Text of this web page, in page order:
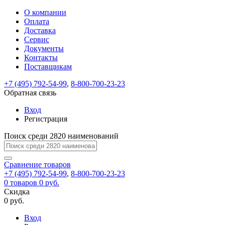
ВходРегистрация
Только
test@example.com
отправлена
по
ней
для
регистрации.
Ок
Только
Запомнить
меня
Забыли
Восстановление
пароля
Заполните
форму.
Мы
отправим
ссылку
на
указанный
электронный
адрес,
перейдя
по
которой
вы
новый
На
вашу
test@test.ru
отправлена
ссылка.
Перейдите
по
для
смены
пароля.
Введите
новый
пароль
Сменить
Пароль
успешно
Войти
Обратная
связь
Сообщение
пользовательского
соглашения
Ваше
сообщение
успешно
О компании
Оплата
Доставка
Сервис
Документы
Контакты
Поставщикам
+7 (495) 792-54-99, 8-800-700-23-23
Обратная связь
Вход
Регистрация
Поиск среди 2820 наименований
Сравнение товаров
+7 (495) 792-54-99, 8-800-700-23-23
0 товаров 0 руб.
Скидка
0 руб.
Вход